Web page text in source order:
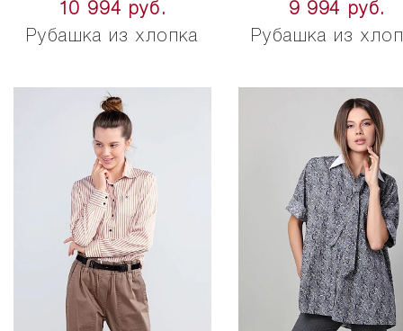
10 994 руб.
Рубашка из хлопка
9 994 руб.
Рубашка из